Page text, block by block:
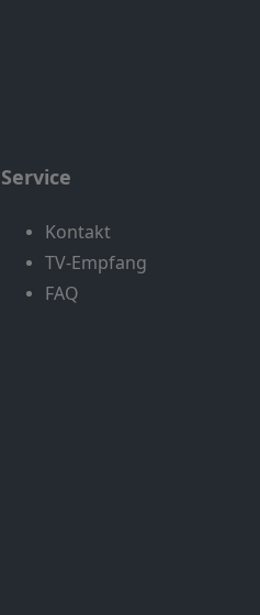
Service
Kontakt
TV-Empfang
FAQ